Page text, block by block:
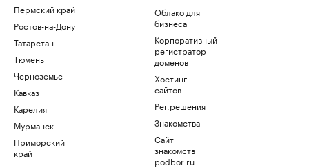
Пермский край
Ростов-на-Дону
Татарстан
Тюмень
Черноземье
Кавказ
Карелия
Мурманск
Приморский
край
Облако для
бизнеса
Корпоративный
регистратор
доменов
Хостинг
сайтов
Рег.решения
Знакомства
Сайт
знакомств
podbor.ru